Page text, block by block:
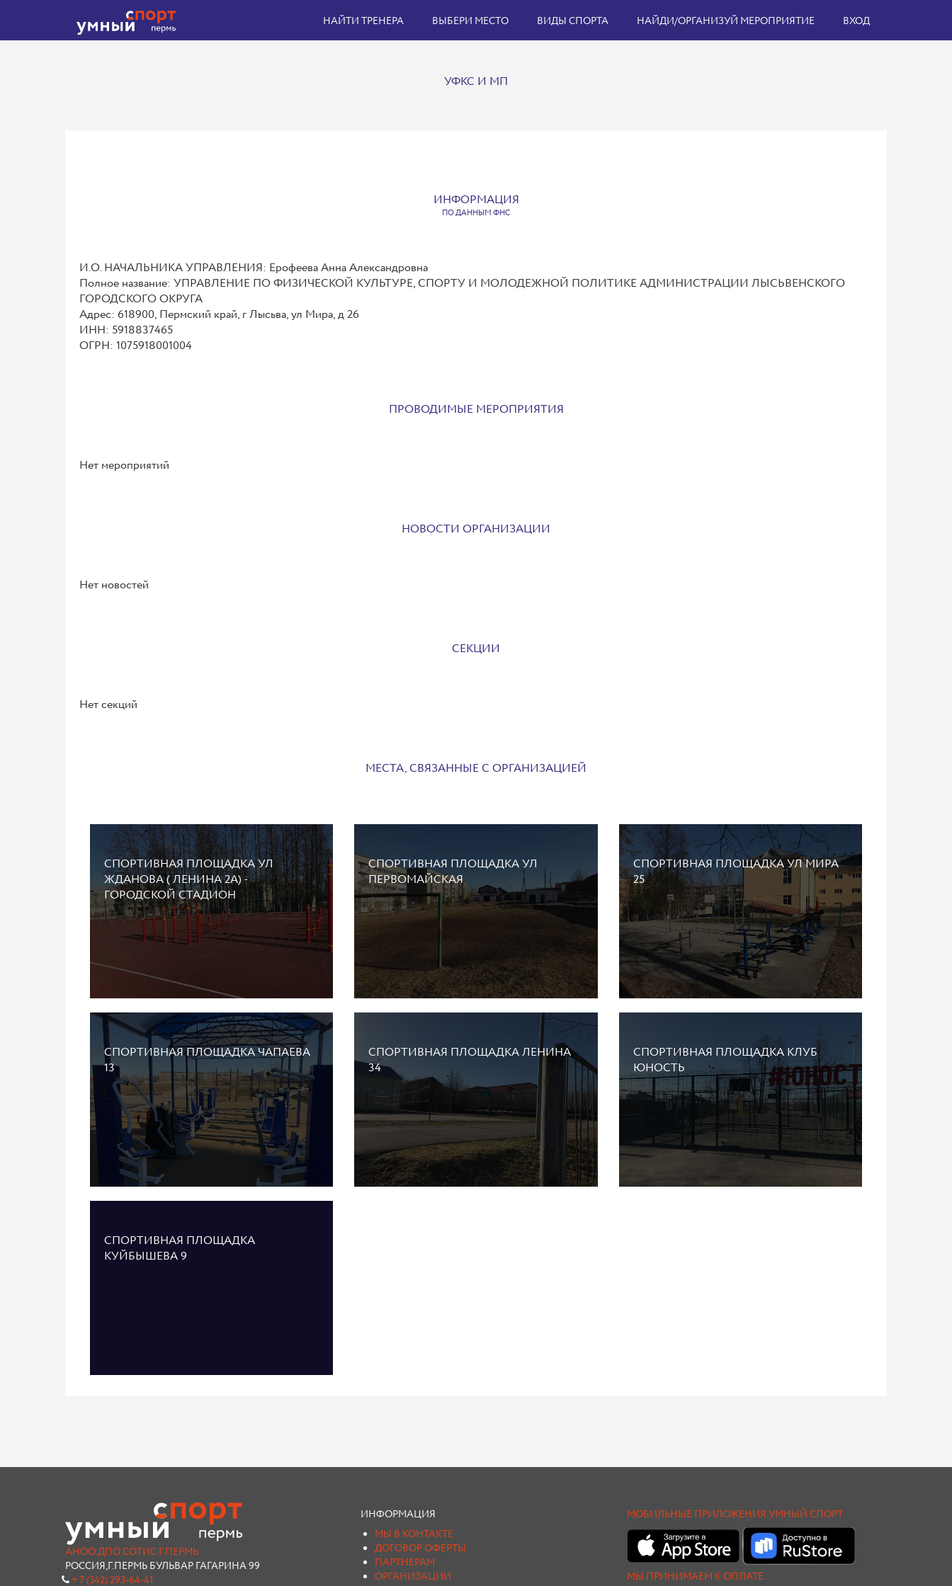
НАЙТИ ТРЕНЕРА ВЫБЕРИ МЕСТО ВИДЫ СПОРТА НАЙДИ/ОРГАНИЗУЙ МЕРОПРИЯТИЕ ВХОД
УФКС И МП
ИНФОРМАЦИЯ
ПО ДАННЫМ ФНС
И.О. НАЧАЛЬНИКА УПРАВЛЕНИЯ: Ерофеева Анна Александровна
Полное название: УПРАВЛЕНИЕ ПО ФИЗИЧЕСКОЙ КУЛЬТУРЕ, СПОРТУ И МОЛОДЕЖНОЙ ПОЛИТИКЕ АДМИНИСТРАЦИИ ЛЫСЬВЕНСКОГО
ГОРОДСКОГО ОКРУГА
Адрес: 618900, Пермский край, г Лысьва, ул Мира, д 26
ИНН: 5918837465
ОГРН: 1075918001004
ПРОВОДИМЫЕ МЕРОПРИЯТИЯ
Нет мероприятий
НОВОСТИ ОРГАНИЗАЦИИ
Нет новостей
СЕКЦИИ
Нет секций
МЕСТА, СВЯЗАННЫЕ С ОРГАНИЗАЦИЕЙ
СПОРТИВНАЯ ПЛОЩАДКА УЛ
ЖДАНОВА ( ЛЕНИНА 2А) -
ГОРОДСКОЙ СТАДИОН
СПОРТИВНАЯ ПЛОЩАДКА УЛ
ПЕРВОМАЙСКАЯ
СПОРТИВНАЯ ПЛОЩАДКА УЛ МИРА
25
СПОРТИВНАЯ ПЛОЩАДКА ЧАПАЕВА
13
СПОРТИВНАЯ ПЛОЩАДКА ЛЕНИНА
34
СПОРТИВНАЯ ПЛОЩАДКА КЛУБ
ЮНОСТЬ
СПОРТИВНАЯ ПЛОЩАДКА
КУЙБЫШЕВА 9
АНОО ДПО СОТИС Г.ПЕРМЬ
РОССИЯ,Г.ПЕРМЬ БУЛЬВАР ГАГАРИНА 99
+ 7 (342) 293-64-41
ИНФОРМАЦИЯ
МЫ В КОНТАКТЕ
ДОГОВОР ОФЕРТЫ
ПАРТНЕРАМ
ОРГАНИЗАЦИИ
МОБИЛЬНЫЕ ПРИЛОЖЕНИЯ УМНЫЙ СПОРТ
МЫ ПРИНИМАЕМ К ОПЛАТЕ